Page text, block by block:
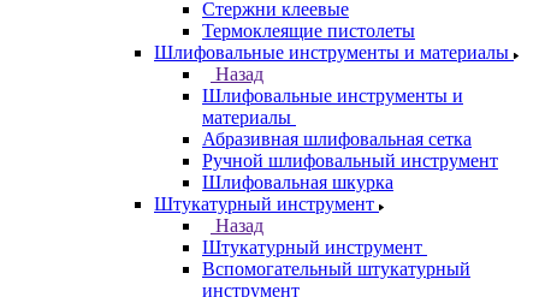
Стержни клеевые
Термоклеящие пистолеты
Шлифовальные инструменты и материалы
Назад
Шлифовальные инструменты и
материалы
Абразивная шлифовальная сетка
Ручной шлифовальный инструмент
Шлифовальная шкурка
Штукатурный инструмент
Назад
Штукатурный инструмент
Вспомогательный штукатурный
инструмент